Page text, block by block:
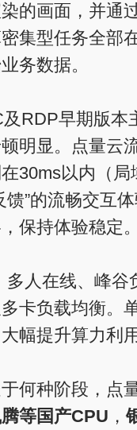
的画面，并通
集型任务全部
务数据。
RDP早期版本
明显。点量云
30ms以内（
”的流畅交互
保持体验稳定
人在线、峰谷
卡负载均衡。
幅提升算力利
何种阶段，点
等国产CPU ，